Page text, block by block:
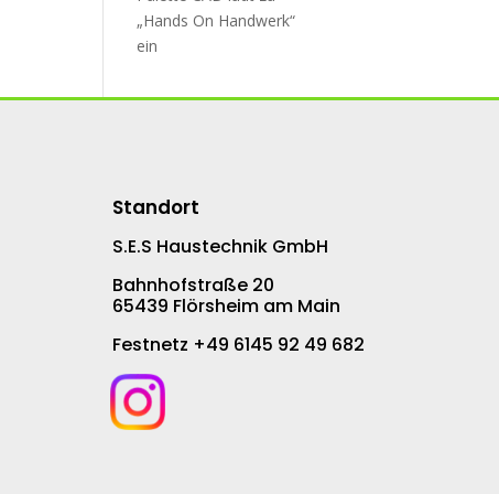
„Hands On Handwerk“
ein
Standort
S.E.S Haustechnik GmbH
Bahnhofstraße 20
65439 Flörsheim am Main
Festnetz +49 6145 92 49 682